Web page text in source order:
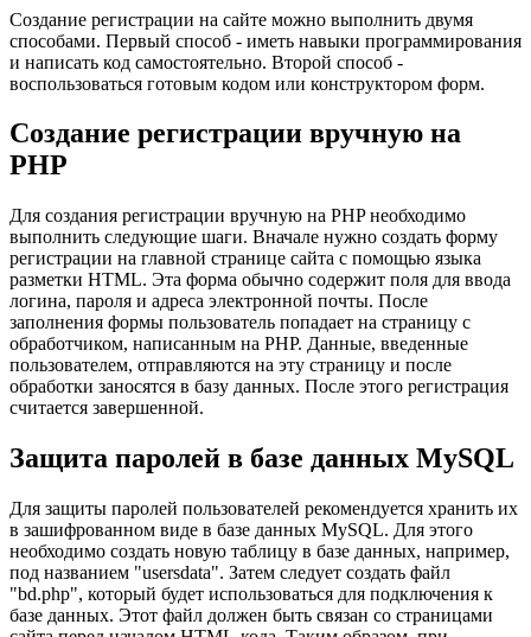
Создание регистрации на сайте можно выполнить двумя
способами. Первый способ - иметь навыки программирования
и написать код самостоятельно. Второй способ -
воспользоваться готовым кодом или конструктором форм.
Создание регистрации вручную на
PHP
Для создания регистрации вручную на PHP необходимо
выполнить следующие шаги. Вначале нужно создать форму
регистрации на главной странице сайта с помощью языка
разметки HTML. Эта форма обычно содержит поля для ввода
логина, пароля и адреса электронной почты. После
заполнения формы пользователь попадает на страницу с
обработчиком, написанным на PHP. Данные, введенные
пользователем, отправляются на эту страницу и после
обработки заносятся в базу данных. После этого регистрация
считается завершенной.
Защита паролей в базе данных MySQL
Для защиты паролей пользователей рекомендуется хранить их
в зашифрованном виде в базе данных MySQL. Для этого
необходимо создать новую таблицу в базе данных, например,
под названием "usersdata". Затем следует создать файл
"bd.php", который будет использоваться для подключения к
базе данных. Этот файл должен быть связан со страницами